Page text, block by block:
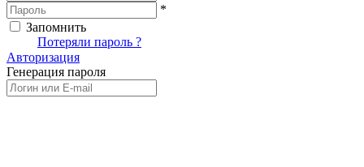
*
Запомнить
Потеряли пароль ?
Авторизация
Генерация пароля